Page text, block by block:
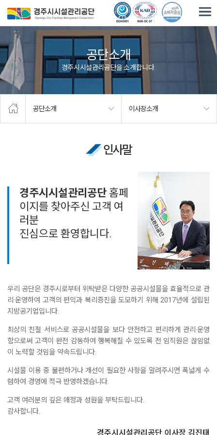
공단소개
경주시시설관리공단을 소개합니다.
공단소개 이사장소개
인사말
경주시시설관리공단 홈페
이지를 찾아주신 고객 여
러분
진심으로 환영합니다.
우리 공단은 경주시로부터 위탁받은 다양한 공공시설물을 효율적으로 관
리·운영하여 고객의 편익과 복리증진을 도모하기 위해 2017년에 설립된
지방공기업입니다.
최상의 친절 서비스로 공공시설물을 보다 안전하고 편리하게 관리·운영
함으로써 고객이 완전 감동하여 행복해질 수 있도록 전 임직원은 끊임없
이 노력할 것임을 약속드립니다.
시설물 이용 중 불편하거나 개선이 필요한 사항을 알려주시면 폭넓게 수
렴하여 경영에 적극 반영하겠습니다.
고객 여러분의 깊은 애정과 성원을 부탁드립니다.
감사합니다.
경주시시설관리공단 이사장 김진태